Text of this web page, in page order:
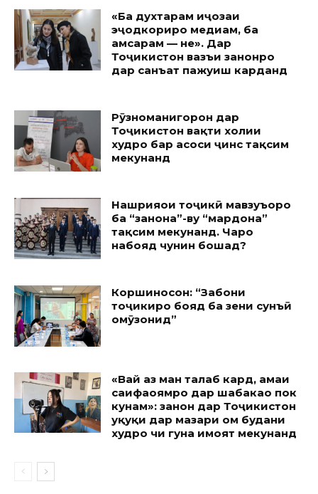
«Ба духтарам иҷозаи
эҷодкориро медиҳам, ба
ҳамсарам — не». Дар
Тоҷикистон вазъи занонро
дар санъат пажуҳиш карданд
Рӯзноманигорон дар
Тоҷикистон вақти холии
худро бар асоси ҷинс тақсим
мекунанд
Нашрияҳои тоҷикӣ мавзуъҳоро
ба “занона”-ву “мардона”
тақсим мекунанд. Чаро
набояд чунин бошад?
Коршиносон: “Забони
тоҷикиро бояд ба зеҳни сунъӣ
омӯзонид”
«Вай аз ман талаб кард, ҳамаи
саҳифаҳоямро дар шабакаҳо пок
кунам»: занон дар Тоҷикистон
ҳуқуқи дар мазҳари ом будани
худро чи гуна ҳимоят мекунанд